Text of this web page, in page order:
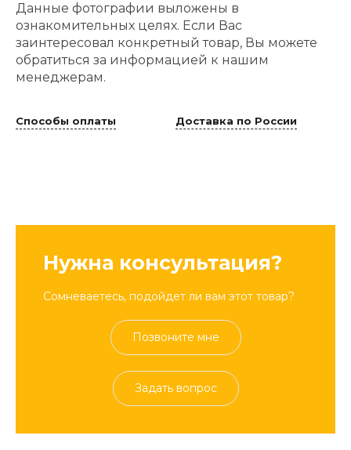
Данные фотографии выложены в
ознакомительных целях. Если Вас
заинтересовал конкретный товар, Вы можете
обратиться за информацией к нашим
менеджерам.
Способы оплаты Доставка по России
Нужна консультация?
Сомневаетесь, подойдет ли вам этот товар?
Позвоните мне
Задать вопрос